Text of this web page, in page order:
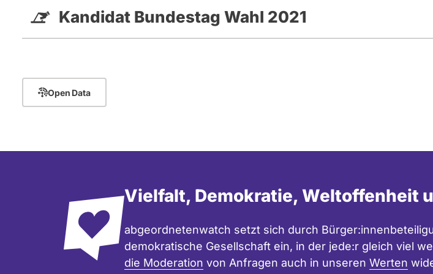
Kandidat Bundestag Wahl 2021
Open Data
Vielfalt, Demokratie, Weltoffenheit
abgeordnetenwatch setzt sich durch
demokratische Gesellschaft ein, in der jede:r gleich viel
die Moderation von Anfragen auch in unseren Werten